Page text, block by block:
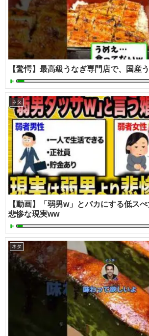
【驚愕】最高級うなぎ専門店で、国産
ネタ
【動画】「弱男w」とバカにする低ス
悲惨な現実ww
ネタ